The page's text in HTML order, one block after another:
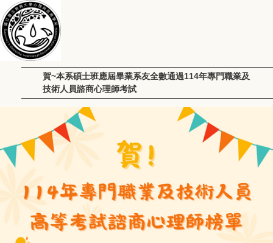
賀~本系碩士班應屆畢業系友全數通過114年專門職業及
技術人員諮商心理師考試